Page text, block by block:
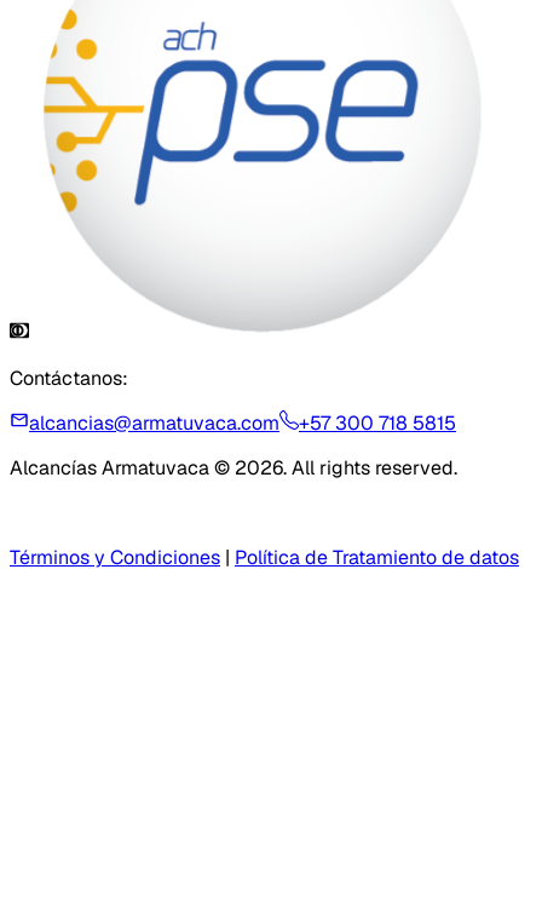
Contáctanos:
alcancias@armatuvaca.com
+57 300 718 5815
Alcancías Armatuvaca © 2026. All rights reserved.
Términos y Condiciones | Política de Tratamiento de datos